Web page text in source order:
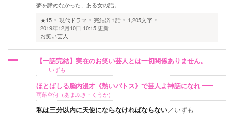
夢を諦めなかった、ある女の話。
★15
現代ドラマ 完結済 1話
1,205文字
2019年12月10日 10:15 更新
お笑い芸人
【一話完結】実在のお笑い芸人とは一切関係ありません。
いずも
ほとばしる脳内漫才《熱いパトス》で芸人よ神話になれ
雨蕗空何（あまぶき・くうか）
私は三分以内に天使にならなければならない／いずも